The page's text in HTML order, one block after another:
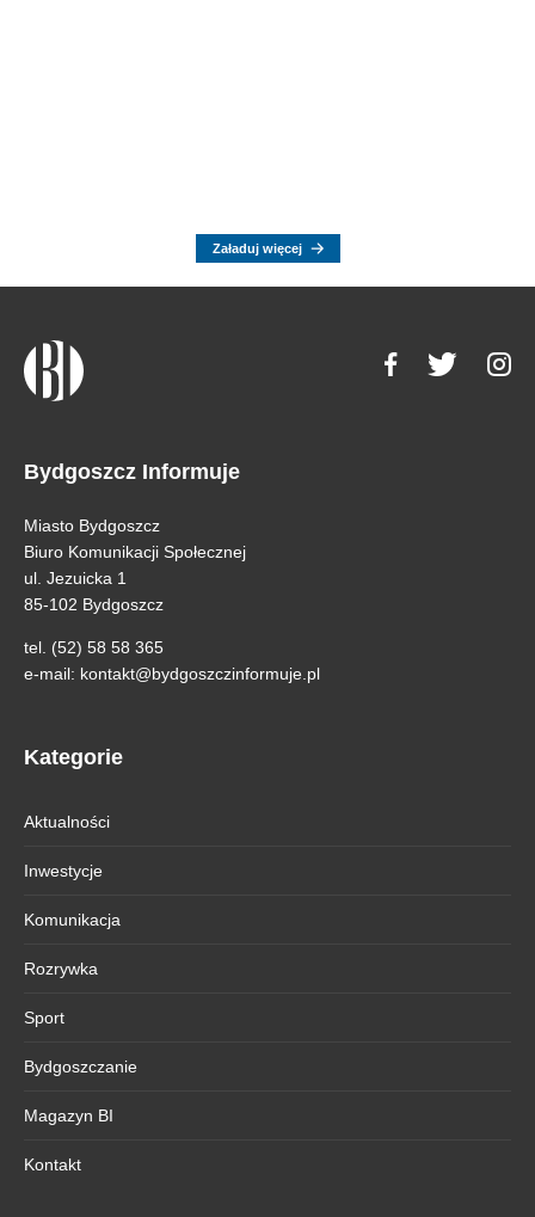
Załaduj więcej
Bydgoszcz Informuje
Miasto Bydgoszcz
Biuro Komunikacji Społecznej
ul. Jezuicka 1
85-102 Bydgoszcz
tel. (52) 58 58 365
e-mail: kontakt@bydgoszczinformuje.pl
Kategorie
Aktualności
Inwestycje
Komunikacja
Rozrywka
Sport
Bydgoszczanie
Magazyn BI
Kontakt